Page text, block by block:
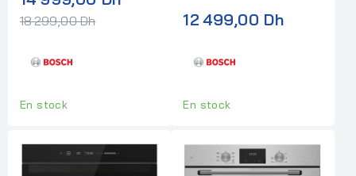
18 299,00 Dh
En stock
INOX
12 499,00 Dh
En stock